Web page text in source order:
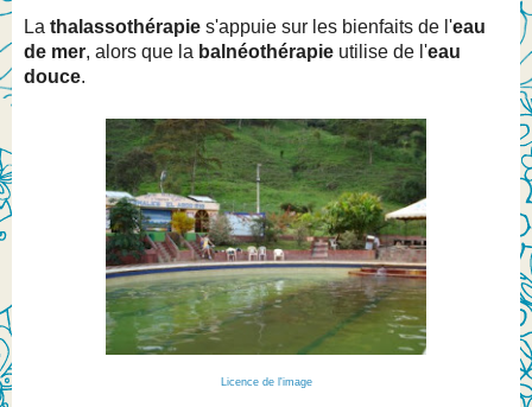
La thalassothérapie s'appuie sur les bienfaits de l'eau
de mer, alors que la balnéothérapie utilise de l'eau
douce.
Licence de l'image